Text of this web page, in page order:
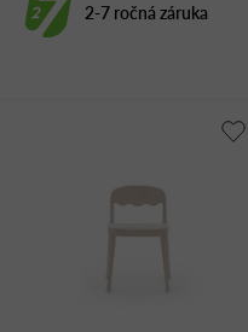
2-7 ročná záruka